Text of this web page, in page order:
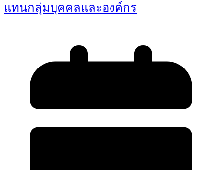
แทนกลุ่มบุคคลและองค์กร